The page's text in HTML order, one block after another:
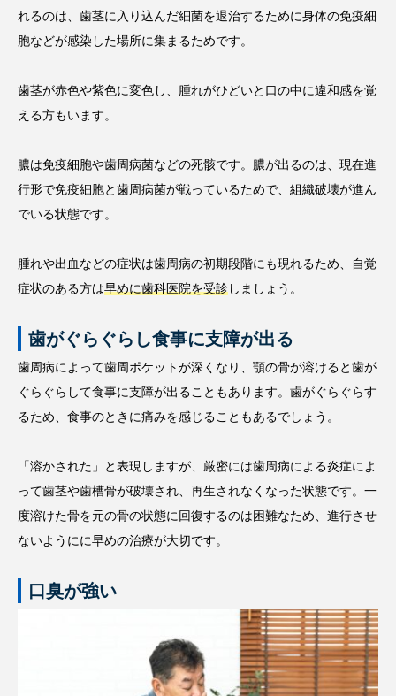
れるのは、歯茎に入り込んだ細菌を退治するために身体の免疫細
胞などが感染した場所に集まるためです。
歯茎が赤色や紫色に変色し、腫れがひどいと口の中に違和感を覚
える方もいます。
膿は免疫細胞や歯周病菌などの死骸です。膿が出るのは、現在進
行形で免疫細胞と歯周病菌が戦っているためで、組織破壊が進ん
でいる状態です。
腫れや出血などの症状は歯周病の初期段階にも現れるため、自覚
症状のある方は早めに歯科医院を受診 しましょう。
歯がぐらぐらし食事に支障が出る
歯周病によって歯周ポケットが深くなり、顎の骨が溶けると歯が
ぐらぐらして食事に支障が出ることもあります。歯がぐらぐらす
るため、食事のときに痛みを感じることもあるでしょう。
「溶かされた」と表現しますが、厳密には歯周病による炎症によ
って歯茎や歯槽骨が破壊され、再生されなくなった状態です。一
度溶けた骨を元の骨の状態に回復するのは困難なため、進行させ
ないようにに早めの治療が大切です。
口臭が強い